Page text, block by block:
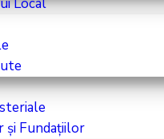
și Fundațiilor